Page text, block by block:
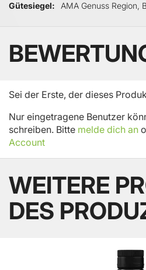
Gütesiegel
AMA Genuss Region,
Sei der Erste, der dieses
Nur eingetragene Benutzer
schreiben. Bitte melde dich an
Account
WEITERE
DES